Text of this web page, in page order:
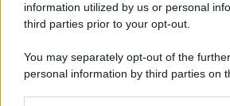
information utilized by us or personal
third parties prior to your opt-out.
You may separately opt-out of the
personal information by third parties on